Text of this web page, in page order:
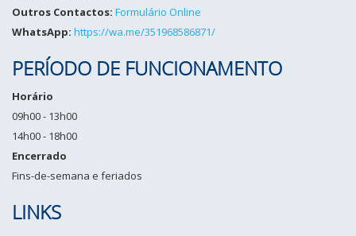
Outros Contactos: Formulário Online
WhatsApp: https://wa.me/351968586871/
PERÍODO DE FUNCIONAMENTO
Horário
09h00 - 13h00
14h00 - 18h00
Encerrado
Fins-de-semana e feriados
LINKS